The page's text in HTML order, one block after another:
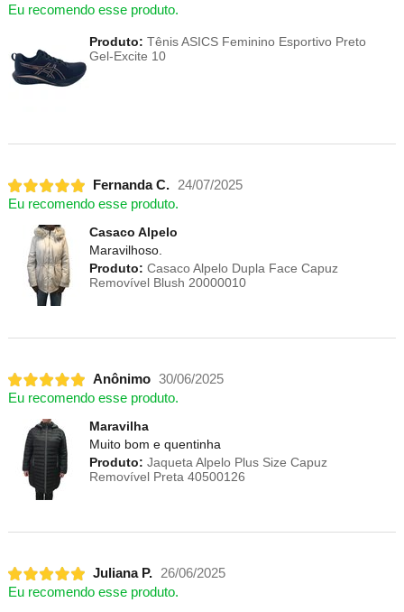
Eu recomendo esse produto.
Produto: Tênis ASICS Feminino Esportivo Preto
Gel-Excite 10
Fernanda C.
24/07/2025
Eu recomendo esse produto.
Casaco Alpelo
Maravilhoso.
Produto: Casaco Alpelo Dupla Face Capuz
Removível Blush 20000010
Anônimo 30/06/2025
Eu recomendo esse produto.
Maravilha
Muito bom e quentinha
Produto: Jaqueta Alpelo Plus Size Capuz
Removível Preta 40500126
Juliana P.
26/06/2025
Eu recomendo esse produto.